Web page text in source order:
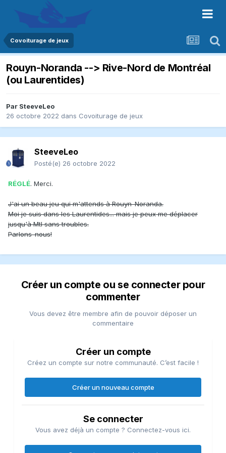
Covoiturage de jeux
Rouyn-Noranda --> Rive-Nord de Montréal
(ou Laurentides)
Par SteeveLeo
26 octobre 2022 dans Covoiturage de jeux
SteeveLeo
Posté(e) 26 octobre 2022
RÉGLÉ. Merci.
J'ai un beau jeu qui m'attends à Rouyn-Noranda.
Moi je suis dans les Laurentides... mais je peux me déplacer
jusqu'à Mtl sans troubles.
Parlons-nous!
Créer un compte ou se connecter pour
commenter
Vous devez être membre afin de pouvoir déposer un
commentaire
Créer un compte
Créez un compte sur notre communauté. C’est facile !
Créer un nouveau compte
Se connecter
Vous avez déjà un compte ? Connectez-vous ici.